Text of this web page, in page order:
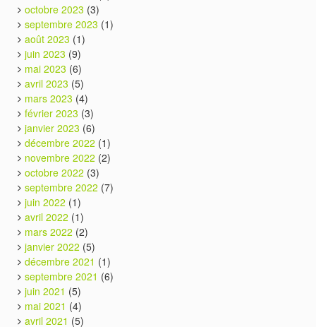
octobre 2023 (3)
septembre 2023 (1)
août 2023 (1)
juin 2023 (9)
mai 2023 (6)
avril 2023 (5)
mars 2023 (4)
février 2023 (3)
janvier 2023 (6)
décembre 2022 (1)
novembre 2022 (2)
octobre 2022 (3)
septembre 2022 (7)
juin 2022 (1)
avril 2022 (1)
mars 2022 (2)
janvier 2022 (5)
décembre 2021 (1)
septembre 2021 (6)
juin 2021 (5)
mai 2021 (4)
avril 2021 (5)